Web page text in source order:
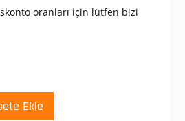
oranları için lütfen bizi
Ekle